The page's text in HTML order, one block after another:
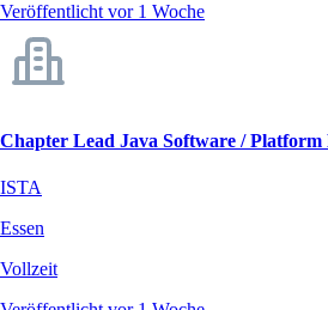
Veröffentlicht vor 1 Woche
Chapter Lead Java Software /
ISTA
Essen
Vollzeit